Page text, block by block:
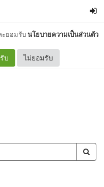
ะยอมรับนโยบายความเป็นส่วนตัว
บ ไม่ยอมรับ